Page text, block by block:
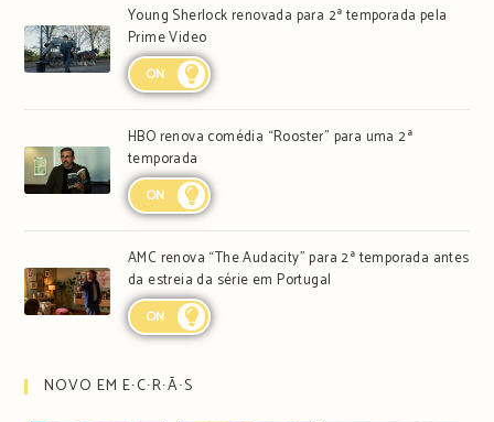
Young Sherlock renovada para 2ª temporada pela
Prime Video
ON
HBO renova comédia “Rooster” para uma 2ª
temporada
ON
AMC renova “The Audacity” para 2ª temporada antes
da estreia da série em Portugal
ON
NOVO EM E∙C∙R∙Ã∙S